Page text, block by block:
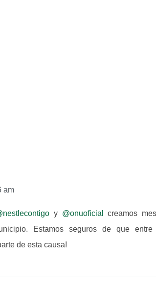
am
y @onuoficial
creamos
Estamos seguros de que
de esta causa!